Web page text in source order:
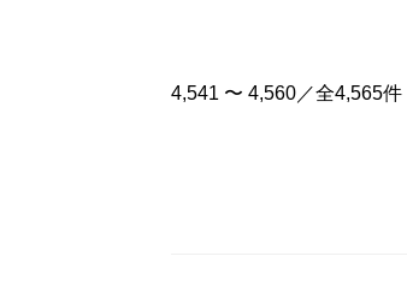
4,541 〜 4,560／全4,565件